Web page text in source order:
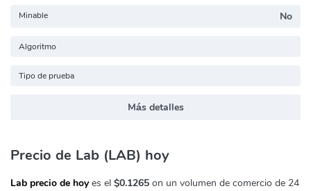
Minable No
Algoritmo
Tipo de prueba
Más detalles
Precio de Lab (LAB) hoy
Lab precio de hoyes el $0.1265 on un volumen de comercio de 24